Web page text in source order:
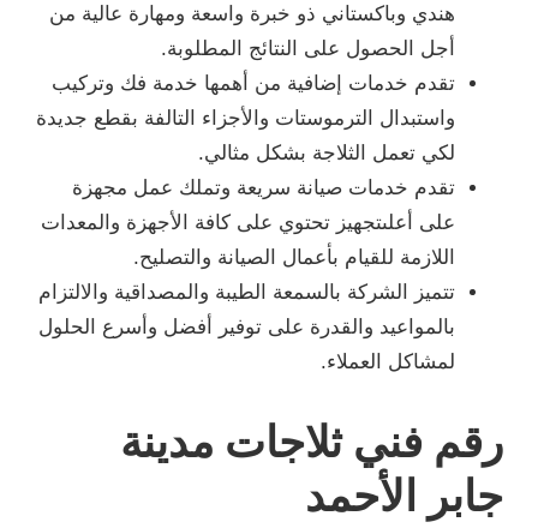
هندي وباكستاني ذو خبرة واسعة ومهارة عالية من
أجل الحصول على النتائج المطلوبة.
تقدم خدمات إضافية من أهمها خدمة فك وتركيب
واستبدال الترموستات والأجزاء التالفة بقطع جديدة
لكي تعمل الثلاجة بشكل مثالي.
تقدم خدمات صيانة سريعة وتملك عمل مجهزة
على أعلىتجهيز تحتوي على كافة الأجهزة والمعدات
اللازمة للقيام بأعمال الصيانة والتصليح.
تتميز الشركة بالسمعة الطيبة والمصداقية والالتزام
بالمواعيد والقدرة على توفير أفضل وأسرع الحلول
لمشاكل العملاء.
رقم فني ثلاجات مدينة
جابر الأحمد